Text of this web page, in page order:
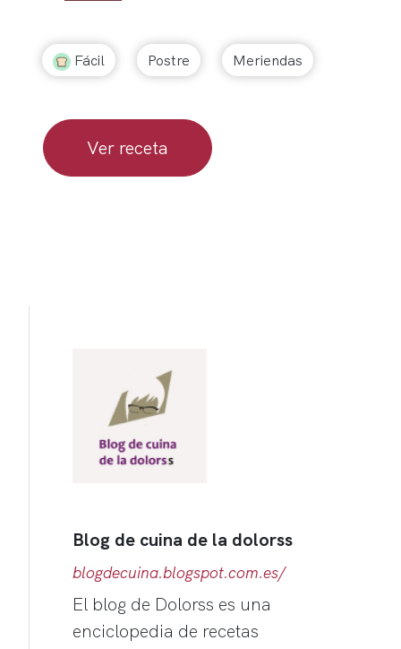
Fácil Postre Meriendas
Ver receta
Blog de cuina de la dolorss
blogdecuina.blogspot.com.es/
El blog de Dolorss es una
enciclopedia de recetas